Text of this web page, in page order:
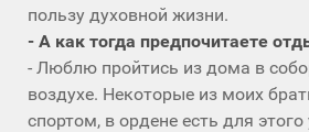
пользу духовной жизни.
- А как тогда предпочитаете
- Люблю пройтись из дома в
воздухе. Некоторые из моих
спортом, в ордене есть для этого